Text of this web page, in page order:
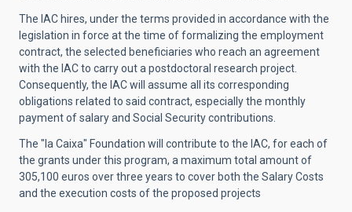
The IAC hires, under the terms provided in accordance with the
legislation in force at the time of formalizing the employment
contract, the selected beneficiaries who reach an agreement
with the IAC to carry out a postdoctoral research project.
Consequently, the IAC will assume all its corresponding
obligations related to said contract, especially the monthly
payment of salary and Social Security contributions.
The "la Caixa" Foundation will contribute to the IAC, for each of
the grants under this program, a maximum total amount of
305,100 euros over three years to cover both the Salary Costs
and the execution costs of the proposed projects